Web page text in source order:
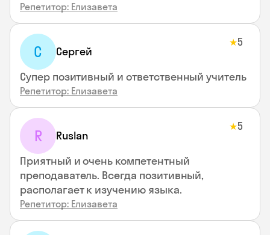
Репетитор: Елизавета
С Сергей
★5
Супер позитивный и ответственный учитель
Репетитор: Елизавета
R Ruslan
★5
Приятный и очень компетентный
преподаватель. Всегда позитивный,
располагает к изучению языка.
Репетитор: Елизавета